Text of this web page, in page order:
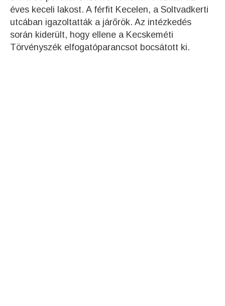
éves keceli lakost. A férfit Kecelen, a Soltvadkerti
utcában igazoltatták a járőrök. Az intézkedés
során kiderült, hogy ellene a Kecskeméti
Törvényszék elfogatóparancsot bocsátott ki.